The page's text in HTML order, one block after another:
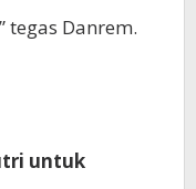
tegas Danrem.
untuk